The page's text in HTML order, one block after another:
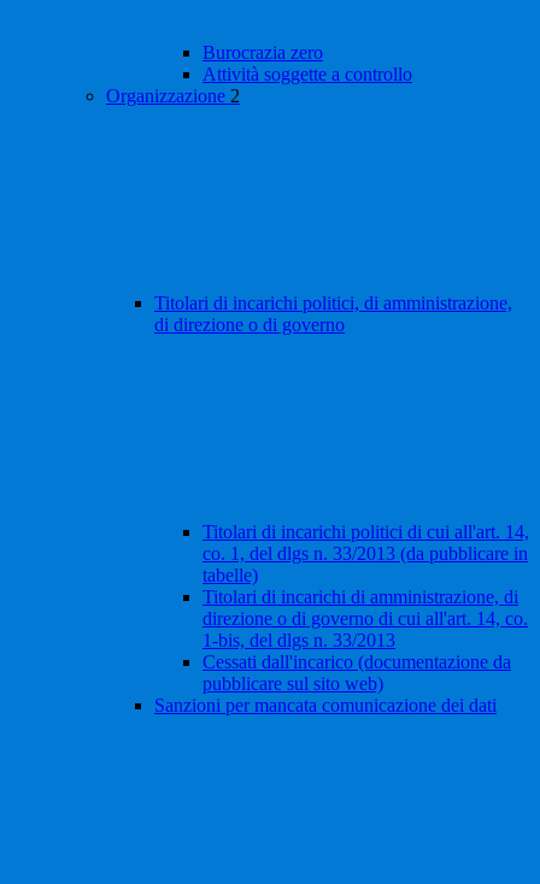
Burocrazia zero
Attività soggette a controllo
Organizzazione 2
Titolari di incarichi politici, di amministrazione,
di direzione o di governo
Titolari di incarichi politici di cui all'art. 14,
co. 1, del dlgs n. 33/2013 (da pubblicare in
tabelle)
Titolari di incarichi di amministrazione, di
direzione o di governo di cui all'art. 14, co.
1-bis, del dlgs n. 33/2013
Cessati dall'incarico (documentazione da
pubblicare sul sito web)
Sanzioni per mancata comunicazione dei dati